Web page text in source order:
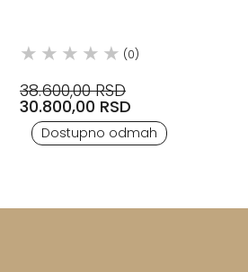
(0)
38.600,00 RSD
30.800,00 RSD
Dostupno odmah